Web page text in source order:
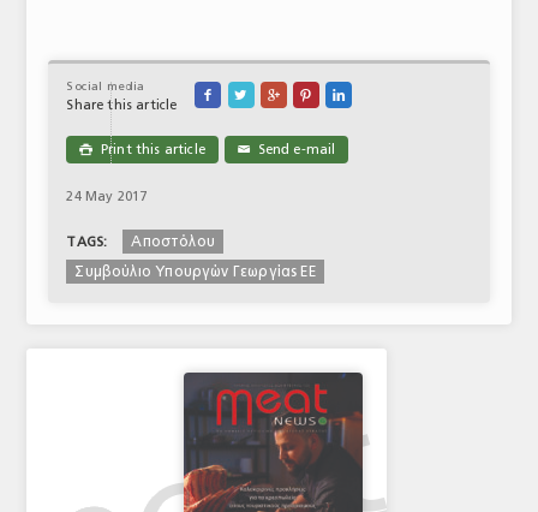
Social media
Share this article
    
 Print this article ✉ Send e-mail
24 May 2017
TAGS:
Αποστόλου
Συμβούλιο Υπουργών Γεωργίας ΕΕ